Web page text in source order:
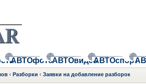
АВТОфотоАВТОвидеоАВТОспорт
‹ Разборки ‹ Заявки на добавление разборок